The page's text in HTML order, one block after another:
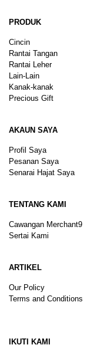
PRODUK
Cincin
Rantai Tangan
Rantai Leher
Lain-Lain
Kanak-kanak
Precious Gift
AKAUN SAYA
Profil Saya
Pesanan Saya
Senarai Hajat Saya
TENTANG KAMI
Cawangan Merchant9
Sertai Kami
ARTIKEL
Our Policy
Terms and Conditions
IKUTI KAMI